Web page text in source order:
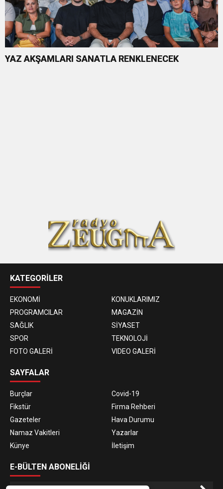
YAZ AKŞAMLARI SANATLA RENKLENECEK
KATEGORİLER
EKONOMİ
KONUKLARIMIZ
PROGRAMCILAR
MAGAZİN
SAĞLIK
SİYASET
SPOR
TEKNOLOJİ
FOTO GALERİ
VIDEO GALERİ
SAYFALAR
Burçlar
Covid-19
Fikstür
Firma Rehberi
Gazeteler
Hava Durumu
Namaz Vakitleri
Yazarlar
Künye
İletişim
E-BÜLTEN ABONELİĞİ